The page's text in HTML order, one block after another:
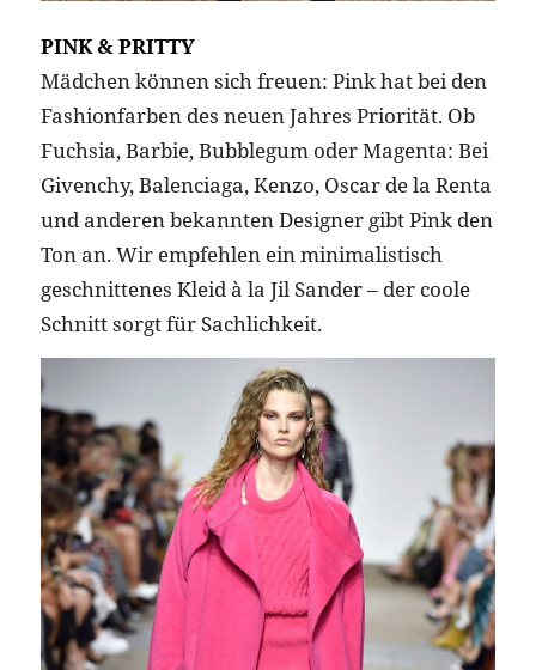
PINK & PRITTY
Mädchen können sich freuen: Pink hat bei den
Fashionfarben des neuen Jahres Priorität. Ob
Fuchsia, Barbie, Bubblegum oder Magenta: Bei
Givenchy, Balenciaga, Kenzo, Oscar de la Renta
und anderen bekannten Designer gibt Pink den
Ton an. Wir empfehlen ein minimalistisch
geschnittenes Kleid à la Jil Sander – der coole
Schnitt sorgt für Sachlichkeit.